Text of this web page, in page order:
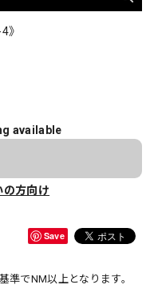
》
available
の方向け
Save
準でNM以上となります。